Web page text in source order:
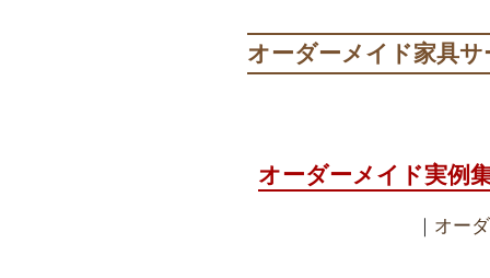
オーダーメイド家具サ
オーダーメイド実例
｜ オー